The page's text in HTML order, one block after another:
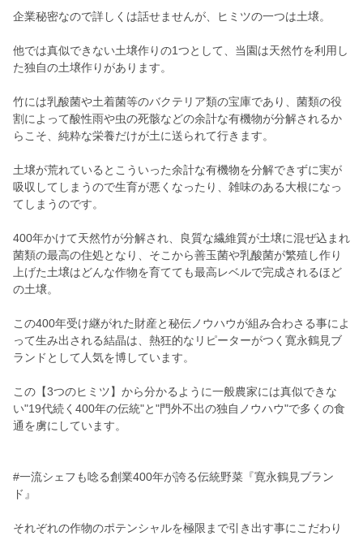
企業秘密なので詳しくは話せませんが、ヒミツの一つは土壌。
他では真似できない土壌作りの1つとして、当園は天然竹を利用し
た独自の土壌作りがあります。
竹には乳酸菌や土着菌等のバクテリア類の宝庫であり、菌類の役
割によって酸性雨や虫の死骸などの余計な有機物が分解されるか
らこそ、純粋な栄養だけが土に送られて行きます。
土壌が荒れているとこういった余計な有機物を分解できずに実が
吸収してしまうので生育が悪くなったり、雑味のある大根になっ
てしまうのです。
400年かけて天然竹が分解され、良質な繊維質が土壌に混ぜ込まれ
菌類の最高の住処となり、そこから善玉菌や乳酸菌が繁殖し作り
上げた土壌はどんな作物を育てても最高レベルで完成されるほど
の土壌。
この400年受け継がれた財産と秘伝ノウハウが組み合わさる事によ
って生み出される結晶は、熱狂的なリピーターがつく寛永鶴見ブ
ランドとして人気を博しています。
この【3つのヒミツ】から分かるように一般農家には真似できな
い"19代続く400年の伝統"と"門外不出の独自ノウハウ"で多くの食
通を虜にしています。
#一流シェフも唸る創業400年が誇る伝統野菜『寛永鶴見ブラン
ド』
それぞれの作物のポテンシャルを極限まで引き出す事にこだわり